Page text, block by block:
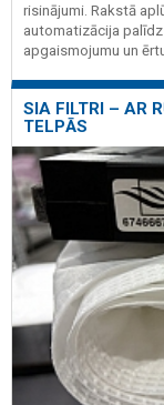
risinājumi. Rakstā
automatizācija
apgaismojumu un
SIA FILTRI – AR
TELPĀS